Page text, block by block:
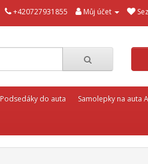
+420727931855 Můj účet
Podsedáky do auta Samolepky na auta